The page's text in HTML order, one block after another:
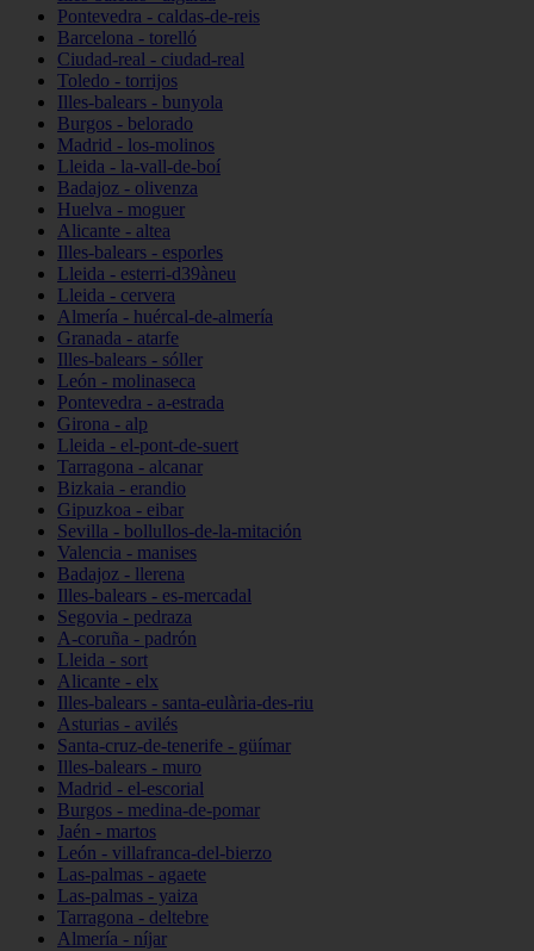
Pontevedra - caldas-de-reis
Barcelona - torelló
Ciudad-real - ciudad-real
Toledo - torrijos
Illes-balears - bunyola
Burgos - belorado
Madrid - los-molinos
Lleida - la-vall-de-boí
Badajoz - olivenza
Huelva - moguer
Alicante - altea
Illes-balears - esporles
Lleida - esterri-d39àneu
Lleida - cervera
Almería - huércal-de-almería
Granada - atarfe
Illes-balears - sóller
León - molinaseca
Pontevedra - a-estrada
Girona - alp
Lleida - el-pont-de-suert
Tarragona - alcanar
Bizkaia - erandio
Gipuzkoa - eibar
Sevilla - bollullos-de-la-mitación
Valencia - manises
Badajoz - llerena
Illes-balears - es-mercadal
Segovia - pedraza
A-coruña - padrón
Lleida - sort
Alicante - elx
Illes-balears - santa-eulària-des-riu
Asturias - avilés
Santa-cruz-de-tenerife - güímar
Illes-balears - muro
Madrid - el-escorial
Burgos - medina-de-pomar
Jaén - martos
León - villafranca-del-bierzo
Las-palmas - agaete
Las-palmas - yaiza
Tarragona - deltebre
Almería - níjar